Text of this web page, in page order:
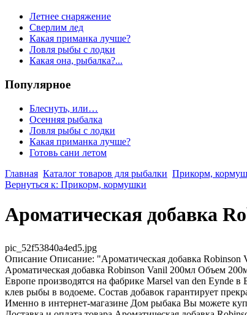
Летнее снаряжение
Сверлим лед
Какая приманка лучше?
Ловля рыбы с лодки
Какая она, рыбалка?...
Популярное
Блеснуть, или…
Осенняя рыбалка
Ловля рыбы с лодки
Какая приманка лучше?
Готовь сани летом
Главная Каталог товаров для рыбалки Прикорм,
Вернуться к: Прикорм, кормушки
Ароматическая добавка
pic_52f53840a4ed5.jpg
Описание Описание: "Ароматическая добавка
Ароматическая добавка Robinson Vanil 200мл Объем
Европе производятся на фабрике Marsel van den Eynde
клев рыбы в водоеме. Состав добавок гарантирует
Именно в интернет-магазине Дом рыбака Вы можете